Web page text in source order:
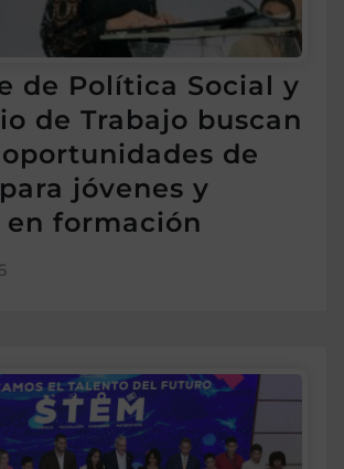
de Política Social y
de Trabajo buscan
de
jóvenes y
en formación